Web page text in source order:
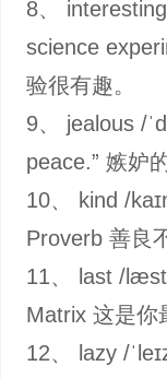
8、
science
验很有趣。
9、 jealous /
peace.” 嫉妒
10、 kind /
Proverb 善良
11、 last /
Matrix 这是你
12、 lazy /